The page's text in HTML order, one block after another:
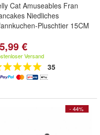
Cat Amuseables Fran
Niedliches
Pluschtier 15CM
€
Versand
35
- 44%